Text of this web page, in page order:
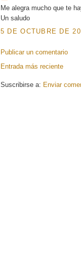
Me alegra mucho que te
Un saludo
5 DE OCTUBRE DE
Publicar un comentario
Entrada más reciente
Suscribirse a: Enviar